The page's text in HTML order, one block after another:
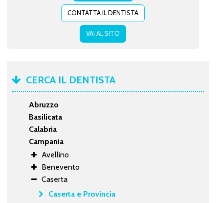
CONTATTA IL DENTISTA
VAI AL SITO
CERCA IL DENTISTA
Abruzzo
Basilicata
Calabria
Campania
Avellino
Benevento
Caserta
Caserta e Provincia